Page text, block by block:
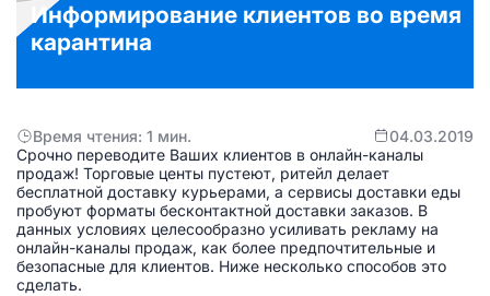
Информирование клиентов во время
карантина
Время чтения: 1 мин.
04.03.2019
Срочно переводите Ваших клиентов в онлайн-каналы
продаж! Торговые центы пустеют, ритейл делает
бесплатной доставку курьерами, а сервисы доставки еды
пробуют форматы бесконтактной доставки заказов. В
данных условиях целесообразно усиливать рекламу на
онлайн-каналы продаж, как более предпочтительные и
безопасные для клиентов. Ниже несколько способов это
сделать.